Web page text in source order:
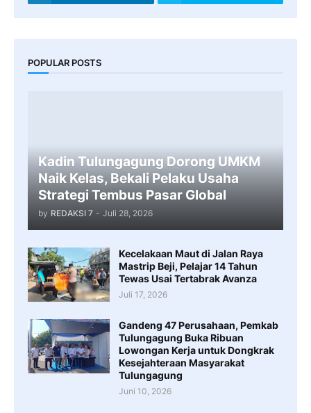
POPULAR POSTS
Kadin Tulungagung Dorong UMKM
Naik Kelas, Bekali Pelaku Usaha
Strategi Tembus Pasar Global
by REDAKSI 7 - Juli 28, 2026
Kecelakaan Maut di Jalan Raya
Mastrip Beji, Pelajar 14 Tahun
Tewas Usai Tertabrak Avanza
Juli 17, 2026
Gandeng 47 Perusahaan, Pemkab
Tulungagung Buka Ribuan
Lowongan Kerja untuk Dongkrak
Kesejahteraan Masyarakat
Tulungagung
Juni 10, 2026